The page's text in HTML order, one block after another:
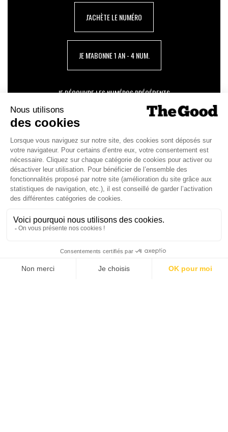
J'ACHÈTE LE NUMÉRO
JE M'ABONNE 1 AN - 4 NUM.
JE DÉCOUVRE LES NUMÉROS PRÉCÉDENTS
Je suis déjà abonné(e) :
version digitale
SUIVEZ-NOUS